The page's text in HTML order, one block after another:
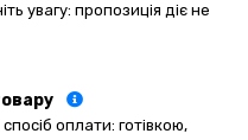
увагу: пропозиція діє не
оплати: готівкою,